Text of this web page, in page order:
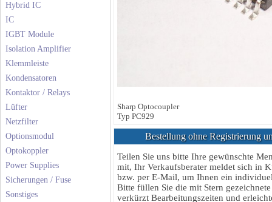
Hybrid IC
IC
IGBT Module
Isolation Amplifier
Klemmleiste
Kondensatoren
Kontaktor / Relays
Lüfter
Netzfilter
Optionsmodul
Optokoppler
Power Supplies
Sicherungen / Fuse
Sonstiges
Sharp Optocoupler
Typ PC929
Bestellung ohne Registrierung
Teilen Sie uns bitte Ihre gewünschte
mit, Ihr Verkaufsberater meldet sich in
bzw. per E-Mail, um Ihnen ein
Bitte füllen Sie die mit Stern
verkürzt Bearbeitungszeiten und